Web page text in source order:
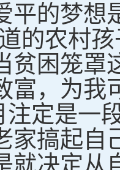
的梦想是
的农村
贫困笼罩
富，为我
是一段
家搞起自
就决定从